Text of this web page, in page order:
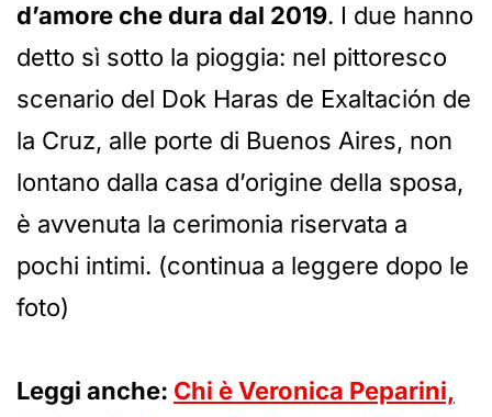
d’amore che dura dal 2019. I due hanno
detto sì sotto la pioggia: nel pittoresco
scenario del Dok Haras de Exaltación de
la Cruz, alle porte di Buenos Aires, non
lontano dalla casa d’origine della sposa,
è avvenuta la cerimonia riservata a
pochi intimi. (continua a leggere dopo le
foto)
Leggi anche: Chi è Veronica Peparini,